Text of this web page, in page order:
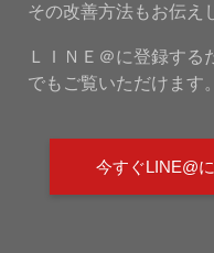
その改善方法もお伝え
ＬＩＮＥ＠に登録する
でもご覧いただけます。
今すぐLINE@